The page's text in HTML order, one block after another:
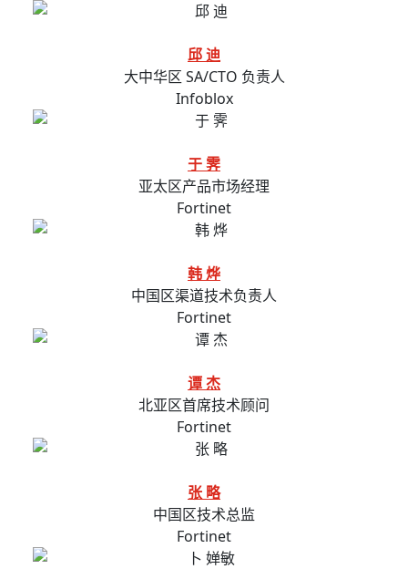
邱 迪
大中华区 SA/CTO 负责人
Infoblox
于 霁
亚太区产品市场经理
Fortinet
韩 烨
中国区渠道技术负责人
Fortinet
谭 杰
北亚区首席技术顾问
Fortinet
张 略
中国区技术总监
Fortinet